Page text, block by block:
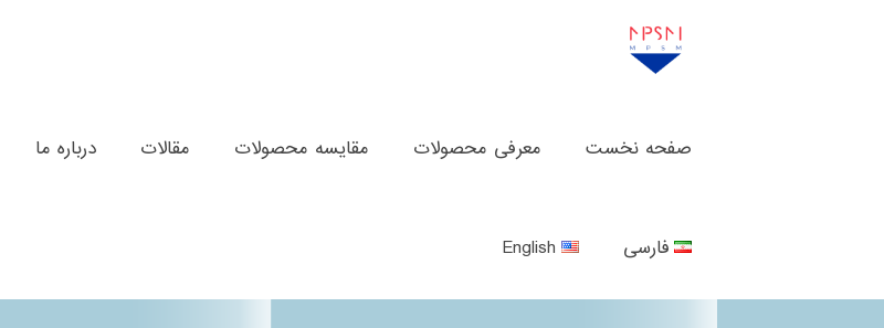
صفحه نخست معرفی محصولات مقایسه محصولات مقالات درباره ما
فارسی English